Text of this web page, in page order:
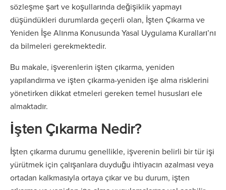
sözleşme şart ve koşullarında değişiklik yapmayı
düşündükleri durumlarda geçerli olan, İşten Çıkarma ve
Yeniden İşe Alınma Konusunda Yasal Uygulama Kuralları’nı
da bilmeleri gerekmektedir.
Bu makale, işverenlerin işten çıkarma, yeniden
yapılandırma ve işten çıkarma-yeniden işe alma risklerini
yönetirken dikkat etmeleri gereken temel hususları ele
almaktadır.
İşten Çıkarma Nedir?
İşten çıkarma durumu genellikle, işverenin belirli bir tür işi
yürütmek için çalışanlara duyduğu ihtiyacın azalması veya
ortadan kalkmasıyla ortaya çıkar ve bu durum, işten